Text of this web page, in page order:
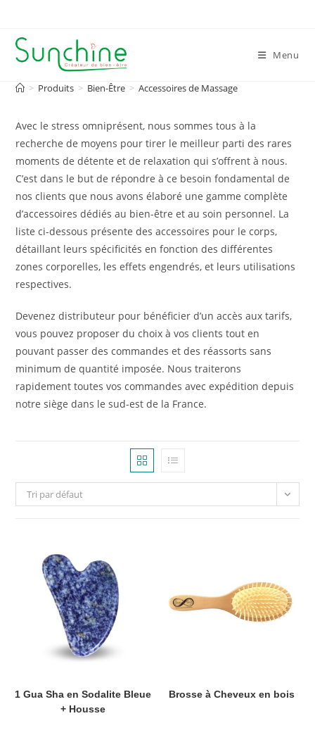
content
Menu
> Produits > Bien-Être > Accessoires de Massage
Avec le stress omniprésent, nous sommes tous à la
recherche de moyens pour tirer le meilleur parti des rares
moments de détente et de relaxation qui s’offrent à nous.
C’est dans le but de répondre à ce besoin fondamental de
nos clients que nous avons élaboré une gamme complète
d’accessoires dédiés au bien-être et au soin personnel. La
liste ci-dessous présente des accessoires pour le corps,
détaillant leurs spécificités en fonction des différentes
zones corporelles, les effets engendrés, et leurs utilisations
respectives.
Devenez distributeur pour bénéficier d’un accès aux tarifs,
vous pouvez proposer du choix à vos clients tout en
pouvant passer des commandes et des réassorts sans
minimum de quantité imposée. Nous traiterons
rapidement toutes vos commandes avec expédition depuis
notre siège dans le sud-est de la France.
Tri par défaut
1 Gua Sha en Sodalite Bleue
+ Housse
Brosse à Cheveux en bois